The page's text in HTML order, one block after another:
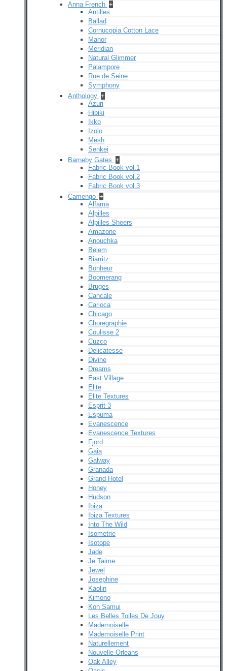
Anna French +
Antilles
Ballad
Cornucopia Cotton Lace
Manor
Meridian
Natural Glimmer
Palampore
Rue de Seine
Symphony
Anthology +
Azuri
Hibiki
Ikko
Izolo
Mesh
Senkei
Barneby Gates +
Fabric Book vol.1
Fabric Book vol.2
Fabric Book vol.3
Camengo +
Alfama
Alpilles
Alpilles Sheers
Amazone
Anouchka
Belem
Biarritz
Bonheur
Boomerang
Bruges
Cancale
Carioca
Chicago
Choregraphie
Coulisse 2
Cuzco
Delicatesse
Divine
Dreams
East Village
Elite
Elite Textures
Esprit 3
Espuma
Evanescence
Evanescence Textures
Fjord
Gaia
Galway
Granada
Grand Hotel
Honey
Hudson
Ibiza
Ibiza Textures
Into The Wild
Isometrie
Isotope
Jade
Je Taime
Jewel
Josephine
Kaolin
Kimono
Koh Samui
Les Belles Toiles De Jouy
Mademoiselle
Mademoiselle Print
Naturellement
Nouvelle Orleans
Oak Alley